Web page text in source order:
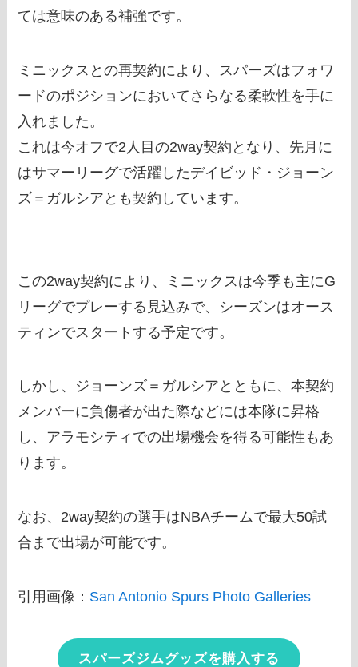
ては意味のある補強です。
ミニックスとの再契約により、スパーズはフォワ
ードのポジションにおいてさらなる柔軟性を手に
入れました。
これは今オフで2人目の2way契約となり、先月に
はサマーリーグで活躍したデイビッド・ジョーン
ズ＝ガルシアとも契約しています。
この2way契約により、ミニックスは今季も主にG
リーグでプレーする見込みで、シーズンはオース
ティンでスタートする予定です。
しかし、ジョーンズ＝ガルシアとともに、本契約
メンバーに負傷者が出た際などには本隊に昇格
し、アラモシティでの出場機会を得る可能性もあ
ります。
なお、2way契約の選手はNBAチームで最大50試
合まで出場が可能です。
引用画像： San Antonio Spurs Photo Galleries
スパーズジムグッズを購入する